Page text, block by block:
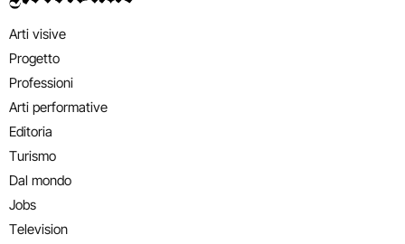
Arti visive
Progetto
Professioni
Arti performative
Editoria
Turismo
Dal mondo
Jobs
Television